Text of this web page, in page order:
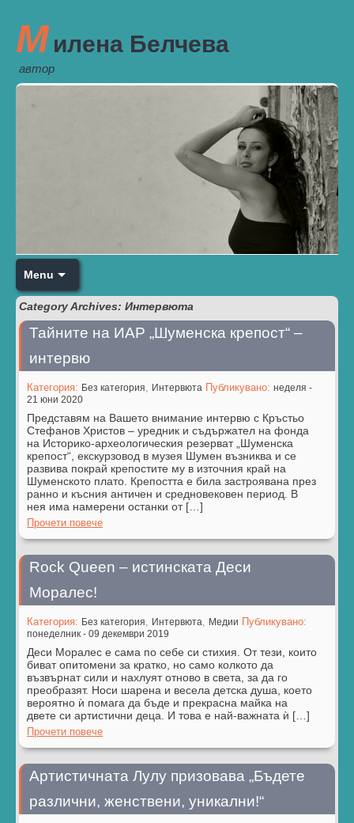
М илена Белчева
автор
Menu
Category Archives: Интервюта
Тайните на ИАР „Шуменска крепост“ –
интервю
Категория: Без категория Интервюта Публикувано:неделя -
21 юни 2020
Представям на Вашето внимание интервю с Кръстьо
Стефанов Христов – уредник и съдържател на фонда
на Историко-археологическия резерват „Шуменска
крепост“, екскурзовод в музея Шумен възниква и се
развива покрай крепостите му в източния край на
Шуменското плато. Крепостта е била застроявана през
ранно и късния античен и средновековен период. В
нея има намерени останки от […]
Прочети повече
Rock Queen – истинската Деси
Моралес!
Категория: Без категория Интервюта Медии Публикувано:
понеделник - 09 декември 2019
Деси Моралес е сама по себе си стихия. От тези, които
биват опитомени за кратко, но само колкото да
възвърнат сили и нахлуят отново в света, за да го
преобразят. Носи шарена и весела детска душа, което
вероятно ѝ помага да бъде и прекрасна майка на
двете си артистични деца. И това е най-важната ѝ […]
Прочети повече
Артистичната Лулу призовава „Бъдете
различни, женствени, уникални!“